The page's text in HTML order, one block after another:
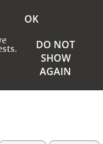
OK
DO NOT
SHOW
AGAIN